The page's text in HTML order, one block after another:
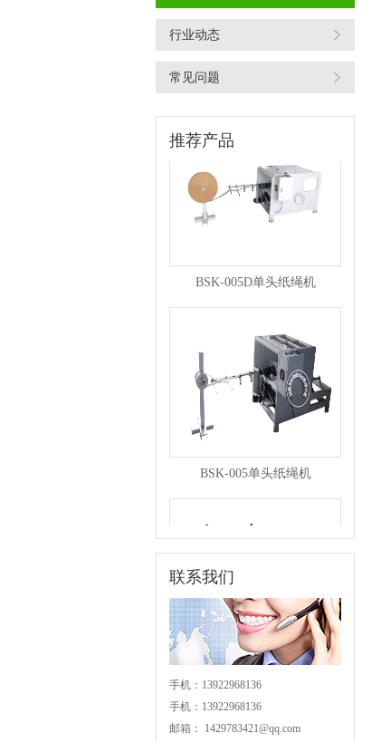
行业动态
常见问题
推荐产品
BSK-007F复卷机
BSK-005D单头纸绳机
BSK-005单头纸绳机
BSK-004分条机
联系我们
手机：13922968136
手机：13922968136
邮箱： 1429783421@qq.com